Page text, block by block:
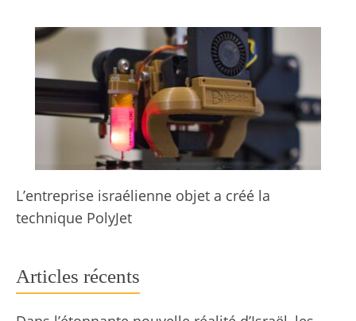
L’entreprise israélienne objet a créé la
technique PolyJet
Articles récents